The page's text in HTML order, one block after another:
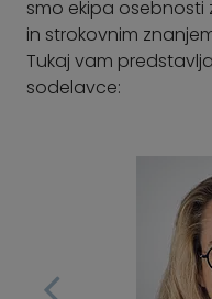
smo ekipa osebnosti
in strokovnim
Tukaj vam
sodelavce: